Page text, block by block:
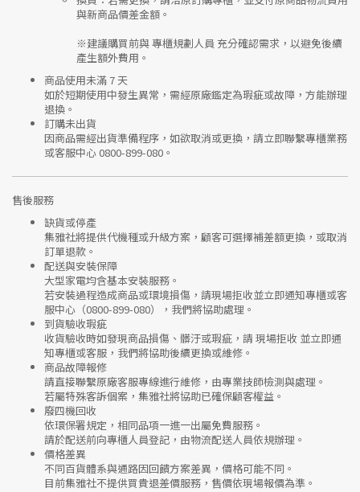
與新商品價差金額 。
※建議購買前與專櫃規劃人員 充分確認需求，以避免後續
產生額外費用。
商品使用未滿 7 天
如於短期使用中發生異常，需經原廠鑑定為瑕疵或故障，方能辦理
退換。
訂購未出貨
因商品需經出貨準備程序，如欲取消或更換，請立即聯繫專櫃業務
或客服中心 0800-899-080 。
售後服務
缺貨或停產
集雅社將提供代機種或升級方案 ，顧客可選擇補差額更換，或取消
訂單退款。
配送與安裝保障
大型家電均含基本安裝服務。
若安裝過程造成商品或環境損傷，請現場拒收並立即通知專櫃或客
服中心 （0800-899-080），我們將協助處理。
到貨驗收瑕疵
收貨驗收時如發現商品損傷、髒汙或瑕疵 ，請 現場拒收 並立即通
知專櫃或客服，我們將協助後續更換或維修。
商品故障報修
請直接聯繫原廠客服專線進行維修，由專業技師檢測與處理。
若屬特殊客訴個案，集雅社將協助已確保顧客權益。
廢四機回收
依環保署規定，相同品項一進一出屬免費服務。
請於配送前向專櫃人員登記，由物流配送人員依規辦理。
價格差異
不同百貨體系與通路因回饋方案差異，價格可能不同。
目前集雅社不提供買貴退差價服務 ，售價依現場報價為準。